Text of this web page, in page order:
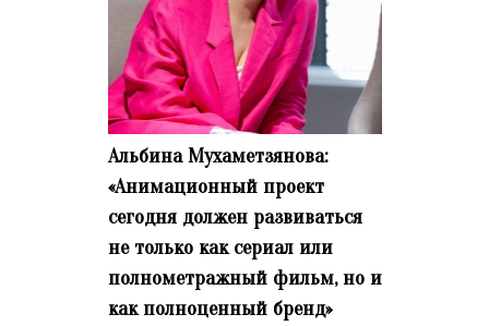
Альбина Мухаметзянова:
«Анимационный проект
сегодня должен развиваться
не только как сериал или
полнометражный фильм, но и
как полноценный бренд»